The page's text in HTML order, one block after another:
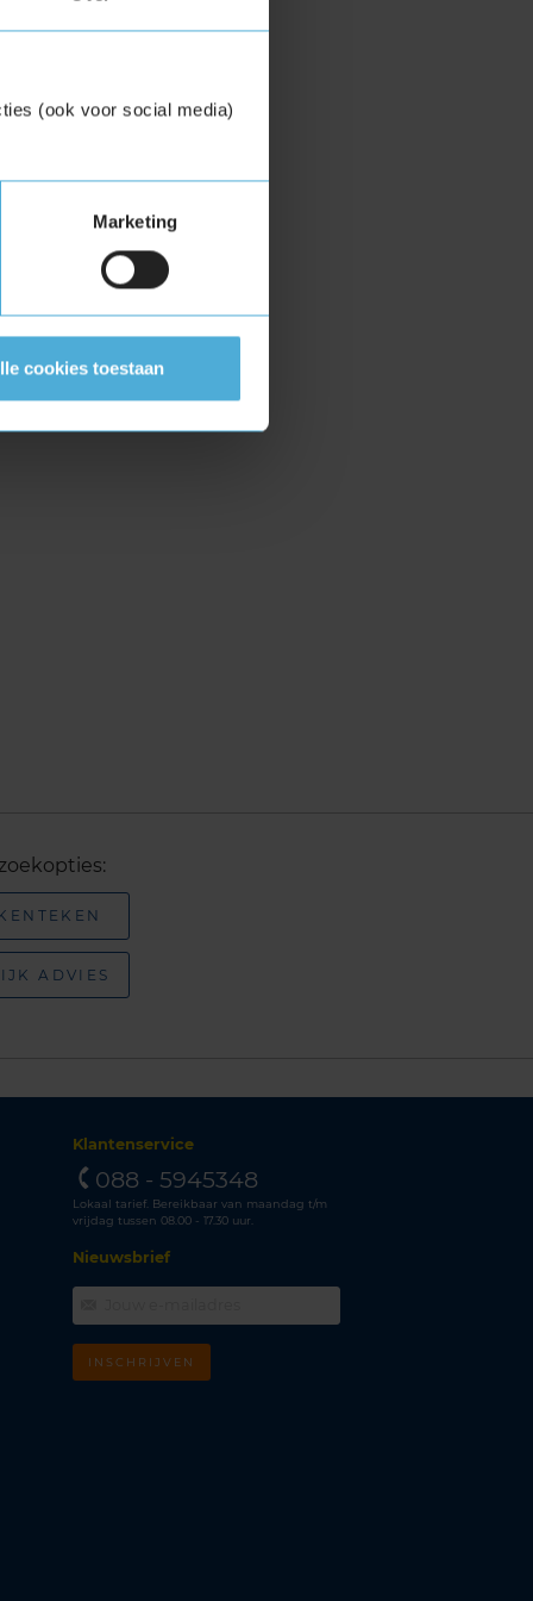
(ook voor social media)
Marketing
cookies toestaan
ADVIES
Klantenservice
088 - 5945348
Lokaal tarief. Bereikbaar van maandag t/m
vrijdag tussen 08.00 - 17.30 uur.
Nieuwsbrief
INSCHRIJVEN